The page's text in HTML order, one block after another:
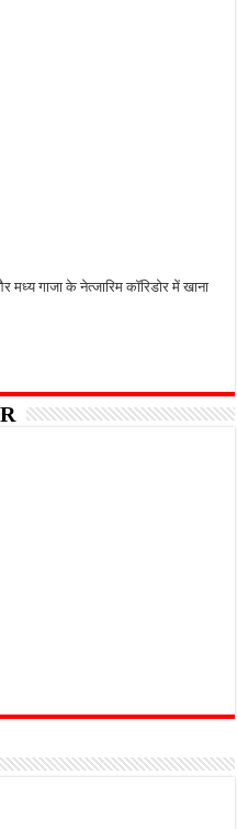
विभाग की निगरानी पर उठे सवाल
मध्य गाजा के नेत्जारिम कॉरिडोर में खाना